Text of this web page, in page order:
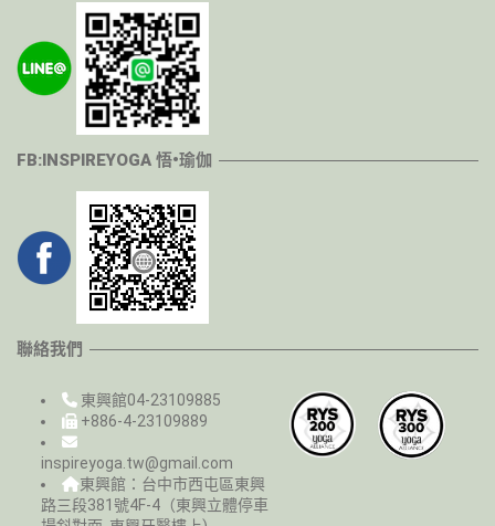
FB:INSPIREYOGA 悟•瑜伽
聯絡我們
東興館04-23109885
+886-4-23109889
inspireyoga.tw@gmail.com
東興館：台中市西屯區東興
路三段381號4F-4（東興立體停車